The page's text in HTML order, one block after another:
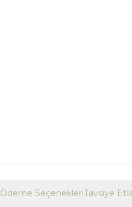
Ödeme SeçenekleriTavsiye Et